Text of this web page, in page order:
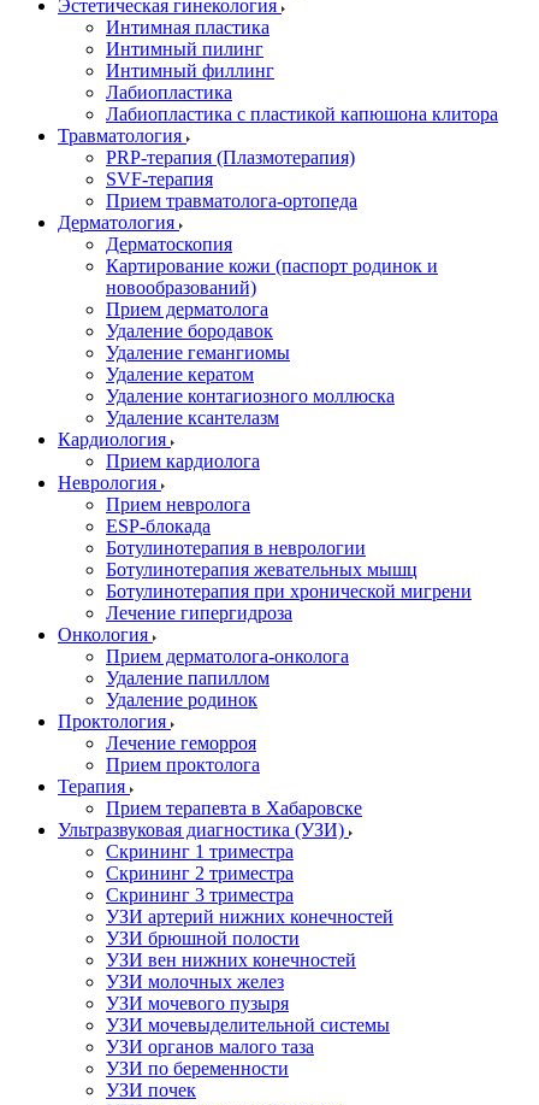
Эстетическая гинекология
Интимная пластика
Интимный пилинг
Интимный филлинг
Лабиопластика
Лабиопластика с пластикой капюшона клитора
Травматология
PRP-терапия (Плазмотерапия)
SVF-терапия
Прием травматолога-ортопеда
Дерматология
Дерматоскопия
Картирование кожи (паспорт родинок и
новообразований)
Прием дерматолога
Удаление бородавок
Удаление гемангиомы
Удаление кератом
Удаление контагиозного моллюска
Удаление ксантелазм
Кардиология
Прием кардиолога
Неврология
Прием невролога
ESP-блокада
Ботулинотерапия в неврологии
Ботулинотерапия жевательных мышц
Ботулинотерапия при хронической мигрени
Лечение гипергидроза
Онкология
Прием дерматолога-онколога
Удаление папиллом
Удаление родинок
Проктология
Лечение геморроя
Прием проктолога
Терапия
Прием терапевта в Хабаровске
Ультразвуковая диагностика (УЗИ)
Скрининг 1 триместра
Скрининг 2 триместра
Скрининг 3 триместра
УЗИ артерий нижних конечностей
УЗИ брюшной полости
УЗИ вен нижних конечностей
УЗИ молочных желез
УЗИ мочевого пузыря
УЗИ мочевыделительной системы
УЗИ органов малого таза
УЗИ по беременности
УЗИ почек